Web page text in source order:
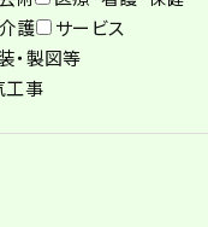
護
サービス
・製図等
工事